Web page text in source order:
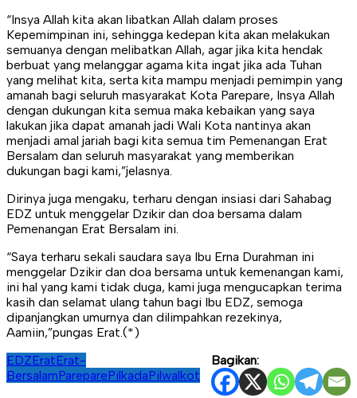
“Insya Allah kita akan libatkan Allah dalam proses
Kepemimpinan ini, sehingga kedepan kita akan melakukan
semuanya dengan melibatkan Allah, agar jika kita hendak
berbuat yang melanggar agama kita ingat jika ada Tuhan
yang melihat kita, serta kita mampu menjadi pemimpin yang
amanah bagi seluruh masyarakat Kota Parepare, Insya Allah
dengan dukungan kita semua maka kebaikan yang saya
lakukan jika dapat amanah jadi Wali Kota nantinya akan
menjadi amal jariah bagi kita semua tim Pemenangan Erat
Bersalam dan seluruh masyarakat yang memberikan
dukungan bagi kami,”jelasnya.
Dirinya juga mengaku, terharu dengan insiasi dari Sahabag
EDZ untuk menggelar Dzikir dan doa bersama dalam
Pemenangan Erat Bersalam ini.
“Saya terharu sekali saudara saya Ibu Erna Durahman ini
menggelar Dzikir dan doa bersama untuk kemenangan kami,
ini hal yang kami tidak duga, kami juga mengucapkan terima
kasih dan selamat ulang tahun bagi Ibu EDZ, semoga
dipanjangkan umurnya dan dilimpahkan rezekinya,
Aamiin,”pungas Erat.(*)
Bagikan:
EDZEratErat-
BersalamPareparePilkadaPilwalkot